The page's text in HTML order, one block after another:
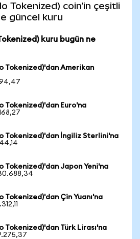
Tokenized) coin'in çeşitli
güncel kuru
kuru bugün ne
Tokenized)'dan Amerikan
Tokenized)'dan Euro'na
Tokenized)'dan İngiliz Sterlini'na
Tokenized)'dan Japon Yeni'na
Tokenized)'dan Çin Yuanı'na
Tokenized)'dan Türk Lirası'na